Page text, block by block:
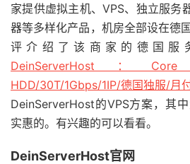
家提供虚拟主机、VPS、独立服务
器等多样化产品，机房全部设在德
评介绍了该商家的德国服
DeinServerHost：Core
HDD/30T/1Gbps/1IP/德国独服/月
DeinServerHost的VPS方案，其
实惠的。有兴趣的可以看看。
DeinServerHost官网